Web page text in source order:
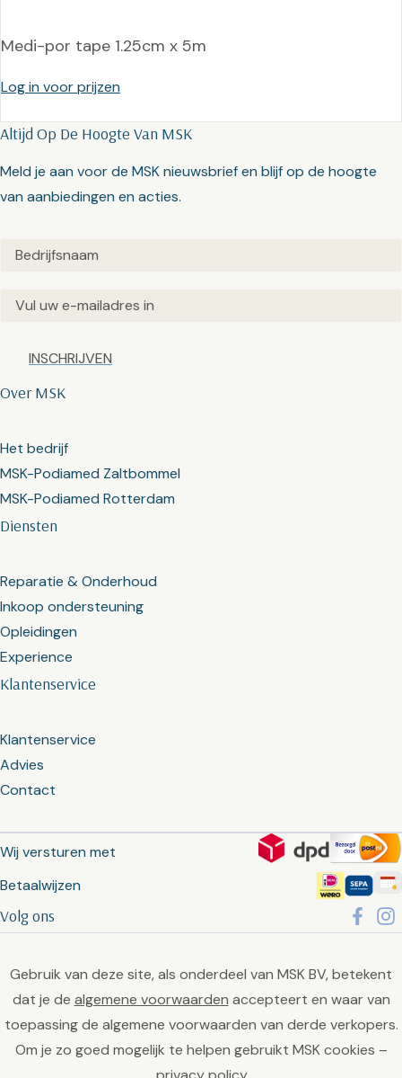
Medi-por tape 1.25cm x 5m
Log in voor prijzen
Klantenservice
Klantenservice
Advies
Contact
Diensten
Reparatie & Onderhoud
Inkoop ondersteuning
Opleidingen
Experience
Over MSK
Het bedrijf
MSK-Podiamed Zaltbommel
MSK-Podiamed Rotterdam
Altijd Op De Hoogte Van MSK
Meld je aan voor de MSK nieuwsbrief en blijf op de hoogte
van aanbiedingen en acties.
Untitled(Vereist)
Email(Vereist)
Captcha
Wij versturen met
Betaalwijzen
Volg ons
Gebruik van deze site, als onderdeel van MSK BV, betekent
dat je de algemene voorwaarden accepteert en waar van
toepassing de algemene voorwaarden van derde verkopers.
Om je zo goed mogelijk te helpen gebruikt MSK cookies –